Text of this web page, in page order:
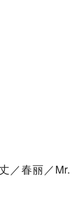
／春丽／Mr.